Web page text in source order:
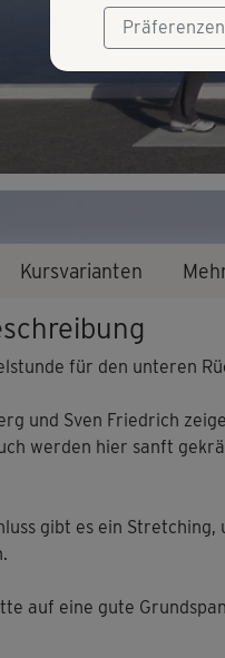
Kursvarianten
für den unteren
und Sven Friedrich
werden hier sanft
gibt es ein
auf eine gute